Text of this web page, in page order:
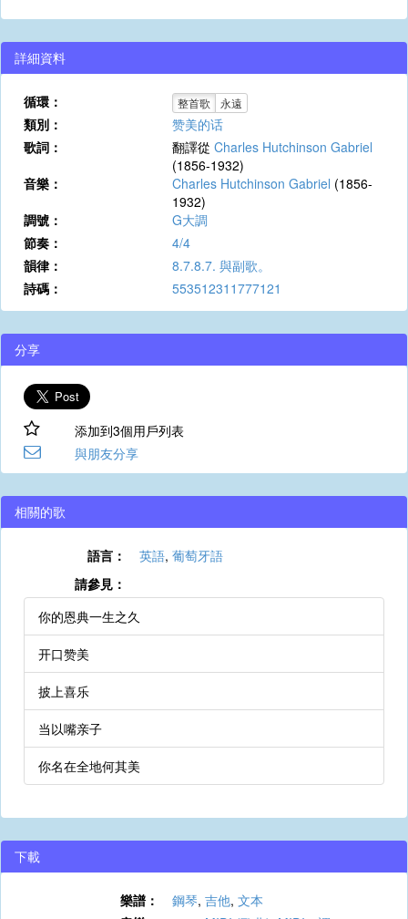
詳細資料
循環： 整首歌 永遠
類別：
赞美的话
歌詞：
翻譯從 Charles Hutchinson Gabriel
(1856-1932)
音樂：
Charles Hutchinson Gabriel (1856-
1932)
調號：
G大調
節奏：
4/4
韻律：
8.7.8.7. 與副歌。
詩碼：
553512311777121
分享
添加到3個用戶列表
與朋友分享
相關的歌
語言： 英語, 葡萄牙語
請參見：
你的恩典一生之久
开口赞美
披上喜乐
当以嘴亲子
你名在全地何其美
下載
樂譜： 鋼琴, 吉他, 文本